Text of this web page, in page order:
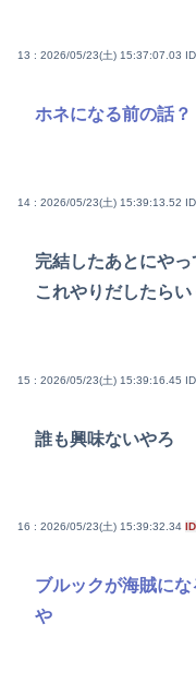
13 : 2026/05/23(土) 15:37:07.03
ホネになる前の話？
14 : 2026/05/23(土) 15:39:13.52
完結したあとにや
これやりだしたら
15 : 2026/05/23(土) 15:39:16.45
誰も興味ないやろ
16 : 2026/05/23(土) 15:39:32.34
ブルックが海賊に
や